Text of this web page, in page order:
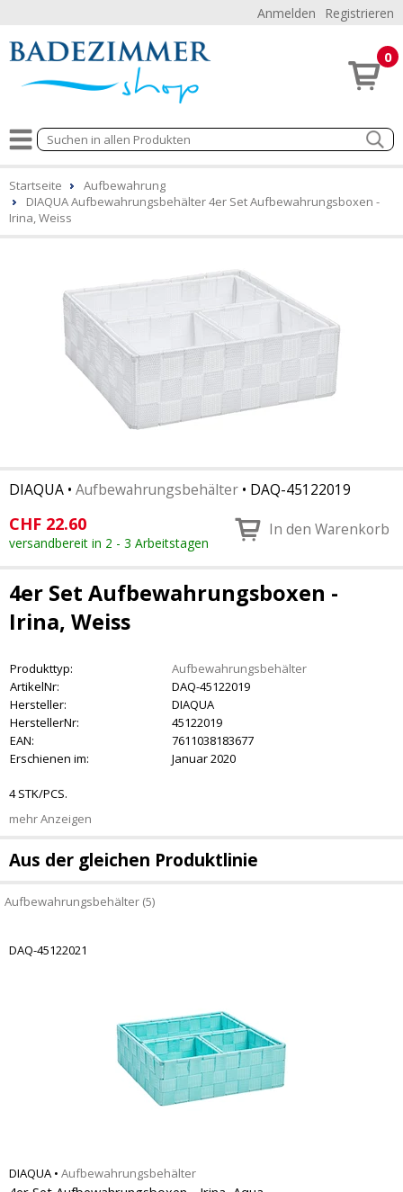
Anmelden Registrieren
0
Startseite
Aufbewahrung
DIAQUA Aufbewahrungsbehälter 4er Set Aufbewahrungsboxen -
Irina, Weiss
DIAQUA • Aufbewahrungsbehälter • DAQ-45122019
CHF 22.60
versandbereit in 2 - 3 Arbeitstagen
In den Warenkorb
4er Set Aufbewahrungsboxen -
Irina, Weiss
Produkttyp:
Aufbewahrungsbehälter
ArtikelNr:
DAQ-45122019
Hersteller:
DIAQUA
HerstellerNr:
45122019
EAN:
7611038183677
Erschienen im:
Januar 2020
4 STK/PCS.
mehr Anzeigen
Aus der gleichen Produktlinie
Aufbewahrungsbehälter (5)
DAQ-45122021
DIAQUA • Aufbewahrungsbehälter